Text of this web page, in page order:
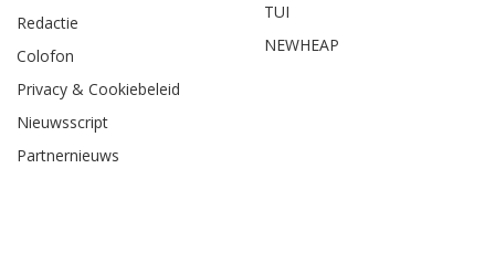
Redactie
Colofon
Privacy & Cookiebeleid
Nieuwsscript
Partnernieuws
TUI
NEWHEAP